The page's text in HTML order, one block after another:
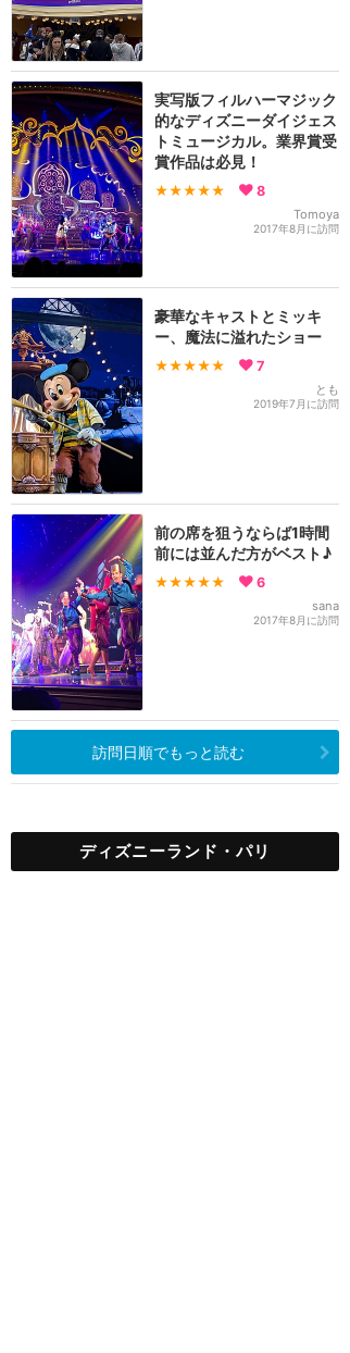
実写版フィルハーマジック
的なディズニーダイジェス
トミュージカル。業界賞受
賞作品は必見！
★★★★★ 8
Tomoya
2017年8月に訪問
豪華なキャストとミッキ
ー、魔法に溢れたショー
★★★★★ 7
とも
2019年7月に訪問
前の席を狙うならば1時間
前には並んだ方がベスト♪
★★★★★ 6
sana
2017年8月に訪問
訪問日順でもっと読む
ディズニーランド・パリ